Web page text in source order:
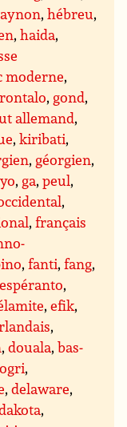
,hébreu,
,haida,
moderne,
, gond,
allemand,
,kiribati,
, géorgien,
, ga,peul,
,
,français
,fanti,fang,
espéranto,
,efik,
,
,douala,bas-
,
,delaware,
,